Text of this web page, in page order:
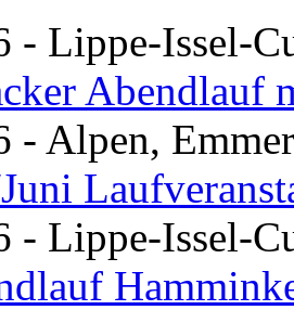
- Lippe-Issel-
Abendlauf
- Alpen,
- Lippe-Issel-